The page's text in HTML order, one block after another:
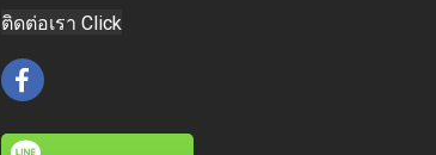
ติดต่อเรา Click